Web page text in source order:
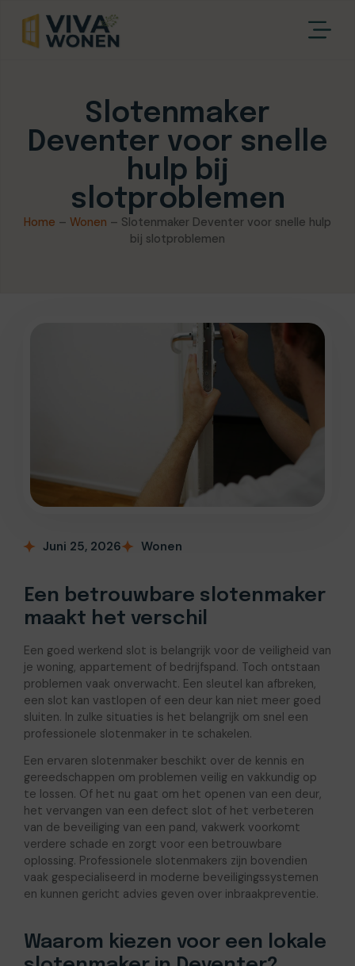
Slotenmaker
Deventer voor snelle
hulp bij
slotproblemen
Home – Wonen – Slotenmaker Deventer voor snelle hulp
bij slotproblemen
Juni 25, 2026 Wonen
Een betrouwbare slotenmaker
maakt het verschil
Een goed werkend slot is belangrijk voor de veiligheid van
je woning, appartement of bedrijfspand. Toch ontstaan
problemen vaak onverwacht. Een sleutel kan afbreken,
een slot kan vastlopen of een deur kan niet meer goed
sluiten. In zulke situaties is het belangrijk om snel een
professionele slotenmaker in te schakelen.
Een ervaren slotenmaker beschikt over de kennis en
gereedschappen om problemen veilig en vakkundig op
te lossen. Of het nu gaat om het openen van een deur,
het vervangen van een defect slot of het verbeteren
van de beveiliging van een pand, vakwerk voorkomt
verdere schade en zorgt voor een betrouwbare
oplossing. Professionele slotenmakers zijn bovendien
vaak gespecialiseerd in moderne beveiligingssystemen
en kunnen gericht advies geven over inbraakpreventie.
Waarom kiezen voor een lokale